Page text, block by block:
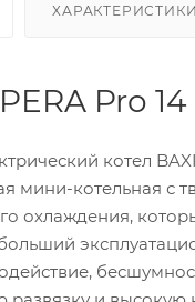
ХАРАКТЕРИСТИКИ
Pro 14
котел
мини-котельная с
охлаждения,